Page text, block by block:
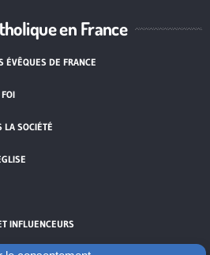
en France
ÉVÊQUES DE FRANCE
LA SOCIÉTÉ
INFLUENCEURS